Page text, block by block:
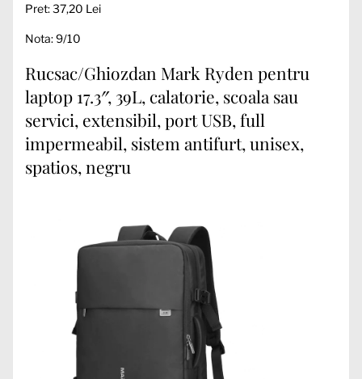
Pret: 37,20 Lei
Nota: 9/10
Rucsac/Ghiozdan Mark Ryden pentru
laptop 17.3″, 39L, calatorie, scoala sau
servici, extensibil, port USB, full
impermeabil, sistem antifurt, unisex,
spatios, negru